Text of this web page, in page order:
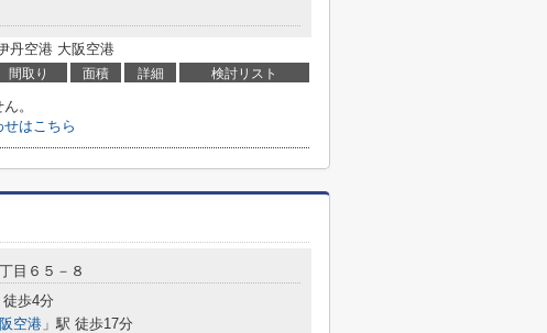
丹空港 大阪空港
間取り 面積 詳細 検討リスト
。
はこちら
目６５－８
徒歩4分
空港 」駅 徒歩17分